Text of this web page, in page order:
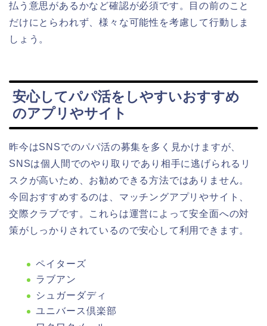
払う意思があるかなど確認が必須です。目の前のこと
だけにとらわれず、様々な可能性を考慮して行動しま
しょう。
安心してパパ活をしやすいおすすめ
のアプリやサイト
昨今はSNSでのパパ活の募集を多く見かけますが、
SNSは個人間でのやり取りであり相手に逃げられるリ
スクが高いため、お勧めできる方法ではありません。
今回おすすめするのは、マッチングアプリやサイト、
交際クラブです。これらは運営によって安全面への対
策がしっかりされているので安心して利用できます。
ペイターズ
ラブアン
シュガーダディ
ユニバース倶楽部